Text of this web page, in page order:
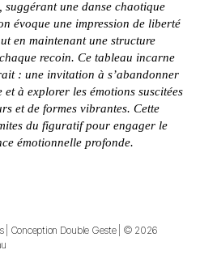
suggérant une danse chaotique
évoque une impression de liberté
en maintenant une structure
recoin. Ce tableau incarne
: une invitation à s’abandonner
à explorer les émotions suscitées
et de formes vibrantes. Cette
du figuratif pour engager le
émotionnelle profonde.
| Conception Double Geste| © 2026